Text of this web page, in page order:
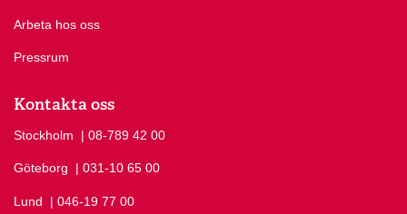
Arbeta hos oss
Pressrum
Kontakta oss
Stockholm Ring Stockholm på
| 08-789 42 00
Göteborg Ring Göteborg på
| 031-10 65 00
Lund Ring Lund på
| 046-19 77 00